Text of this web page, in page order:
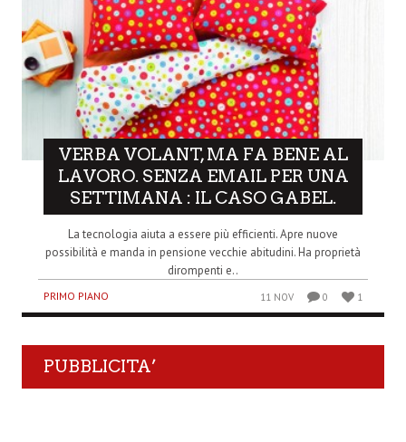
VERBA VOLANT, MA FA BENE AL
LAVORO. SENZA EMAIL PER UNA
SETTIMANA : IL CASO GABEL.
La tecnologia aiuta a essere più efficienti. Apre nuove
possibilità e manda in pensione vecchie abitudini. Ha proprietà
dirompenti e..
PRIMO PIANO 11 NOV 0 1
PUBBLICITA’